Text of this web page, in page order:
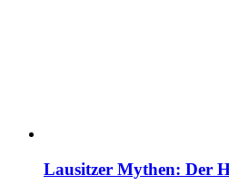
Lausitzer Mythen: Der